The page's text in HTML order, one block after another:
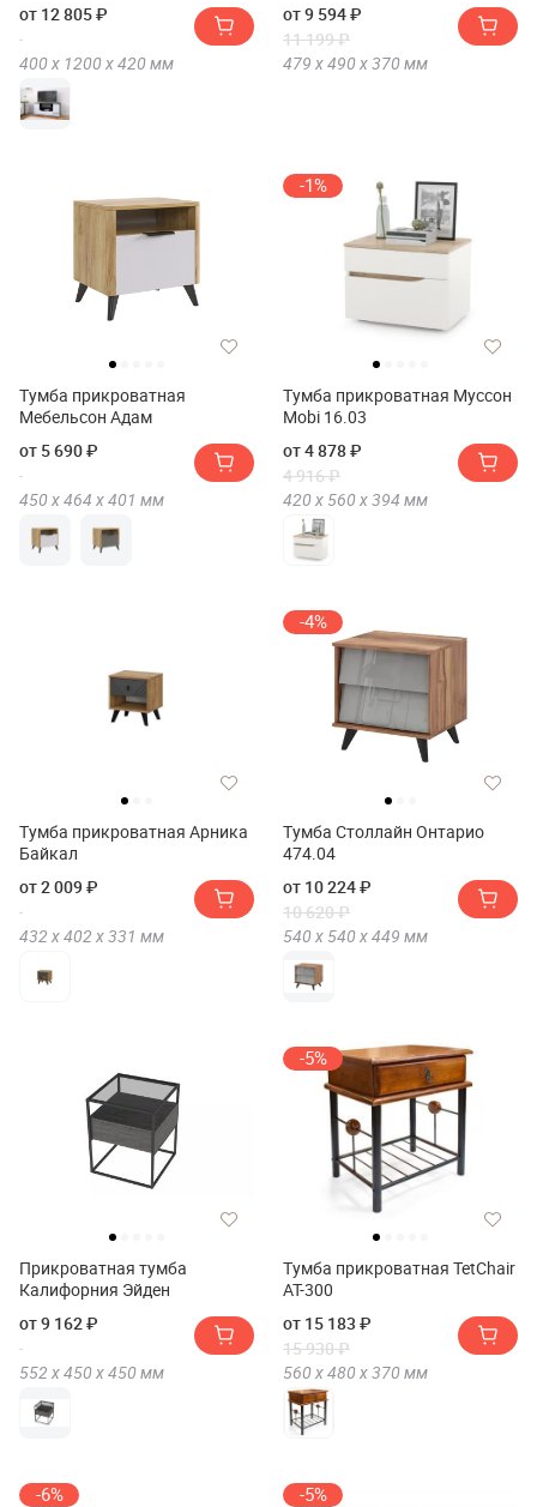
от 12 805 ₽
400 х 1200 х420 мм
от 9 594 ₽
11 199 ₽
479 х490 х370 мм
Тумба прикроватная
Мебельсон Адам
от 5 690 ₽
450 х464 х401 мм
-1%
Тумба прикроватная Муссон
Mobi 16.03
от 4 878 ₽
4 916 ₽
420 х 560 х394 мм
Тумба прикроватная Арника
Байкал
от 2 009 ₽
432 х402 х331 мм
-4%
Тумба Столлайн Онтарио
474.04
от 10 224 ₽
10 620 ₽
540 х 540 х449 мм
Прикроватная тумба
Калифорния Эйден
от 9 162 ₽
552 х450 х450 мм
-5%
Тумба прикроватная TetChair
AT-300
от 15 183 ₽
15 930 ₽
560 х480 х370 мм
-6% -5%